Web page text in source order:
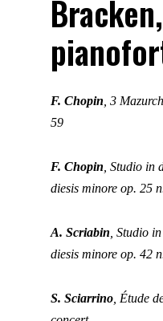
Bracken,
F. Chopin , 3
59
F. Chopin , Studio in
diesis minore op. 25
A. Scriabin , Studio
diesis minore op. 42
S. Sciarrino , Étude